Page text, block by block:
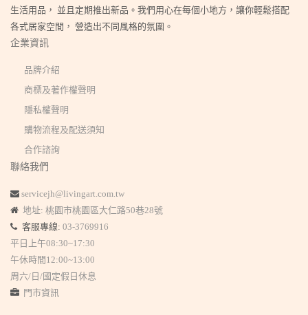
生活用品， 並且定期推出新品。我們用心在每個小地方，讓你輕鬆搭配
各式居家空間， 營造出不同風格的氛圍。
企業資訊
品牌介紹
商標及著作權聲明
隱私權聲明
購物流程及配送須知
合作諮詢
聯絡我們
servicejh@livingart.com.tw
地址: 桃園市桃園區大仁路50巷28號
客服專線: 03-3769916
平日上午08:30~17:30
午休時間12:00~13:00
周六/日/國定假日休息
門市資訊